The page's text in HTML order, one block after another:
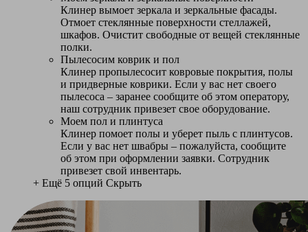
Клинер вымоет зеркала и зеркальные фасады.
Отмоет стеклянные поверхности стеллажей,
шкафов. Очистит свободные от вещей стеклянные
полки.
Пылесосим коврик и пол
Клинер пропылесосит ковровые покрытия, полы
и придверные коврики. Если у вас нет своего
пылесоса – заранее сообщите об этом оператору,
наш сотрудник привезет свое оборудование.
Моем пол и плинтуса
Клинер помоет полы и уберет пыль с плинтусов.
Если у вас нет швабры – пожалуйста, сообщите
об этом при оформлении заявки. Сотрудник
привезет свой инвентарь.
+ Ещё 5 опций Скрыть